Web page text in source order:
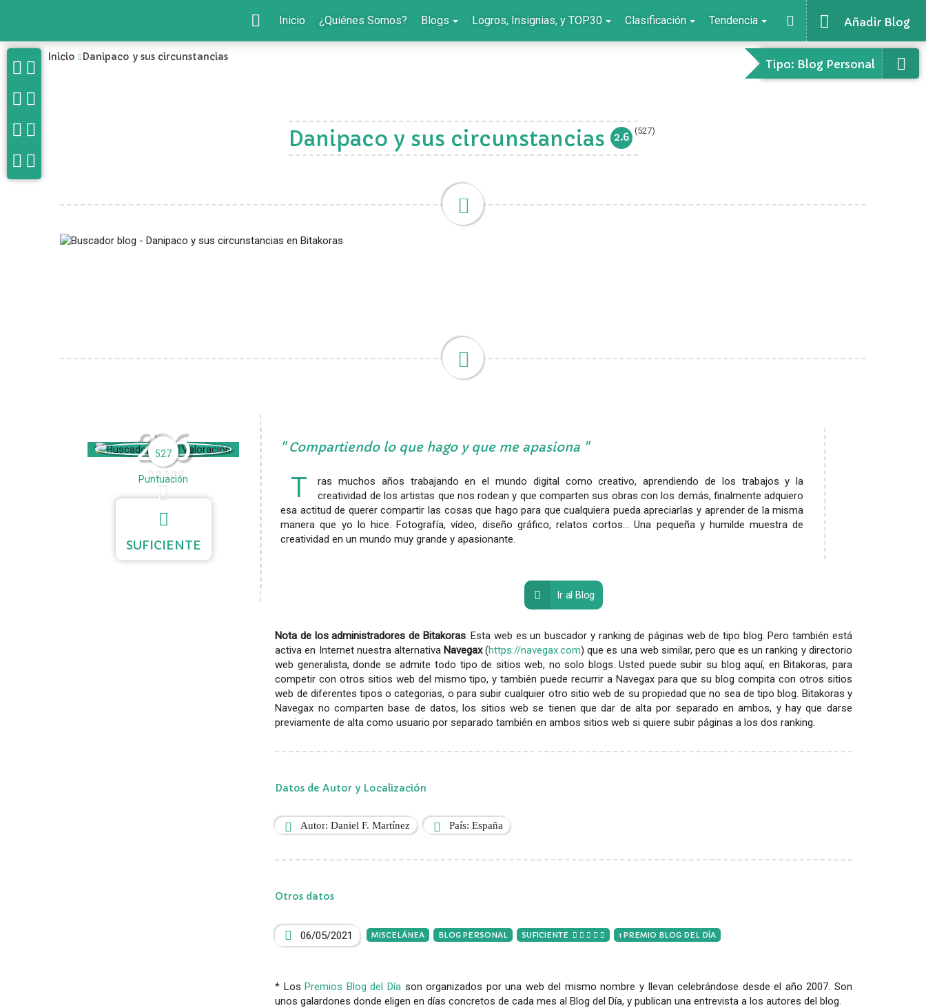
Añadir Blog
Inicio ¿Quiénes Somos? Blogs Logros, Insignias, y TOP30 Clasificación Tendencia
Tipo: Blog Personal
Inicio Danipaco y sus circunstancias
Danipaco y sus circunstancias 2.6 (527)
2.6
527
Puntuación
SUFICIENTE
Compartiendo lo que hago y que me apasiona
T
ras muchos años trabajando en el mundo digital como creativo, aprendiendo de los trabajos y la
creatividad de los artistas que nos rodean y que comparten sus obras con los demás, finalmente adquiero
esa actitud de querer compartir las cosas que hago para que cualquiera pueda apreciarlas y aprender de la misma
manera que yo lo hice. Fotografía, vídeo, diseño gráfico, relatos cortos... Una pequeña y humilde muestra de
creatividad en un mundo muy grande y apasionante.
Ir al Blog
Nota de los administradores de Bitakoras. Esta web es un buscador y ranking de páginas web de tipo blog. Pero también está
activa en Internet nuestra alternativa Navegax(https://navegax.com) que es una web similar, pero que es un ranking y directorio
web generalista, donde se admite todo tipo de sitios web, no solo blogs. Usted puede subir su blog aquí, en Bitakoras, para
competir con otros sitios web del mismo tipo, y también puede recurrir a Navegax para que su blog compita con otros sitios
web de diferentes tipos o categorias, o para subir cualquier otro sitio web de su propiedad que no sea de tipo blog. Bitakoras y
Navegax no comparten base de datos, los sitios web se tienen que dar de alta por separado en ambos, y hay que darse
previamente de alta como usuario por separado también en ambos sitios web si quiere subir páginas a los dos ranking.
Datos de Autor y Localización
Autor: Daniel F. Martínez País: España
Otros datos
06/05/2021 MISCELÁNEA BLOG PERSONAL SUFICIENTE 1 PREMIO BLOG DEL DÍA
* LosPremios Blog del Día son organizados por una web del mismo nombre y llevan celebrándose desde el año 2007. Son
unos galardones donde eligen en días concretos de cada mes al Blog del Día, y publican una entrevista a los autores del blog.